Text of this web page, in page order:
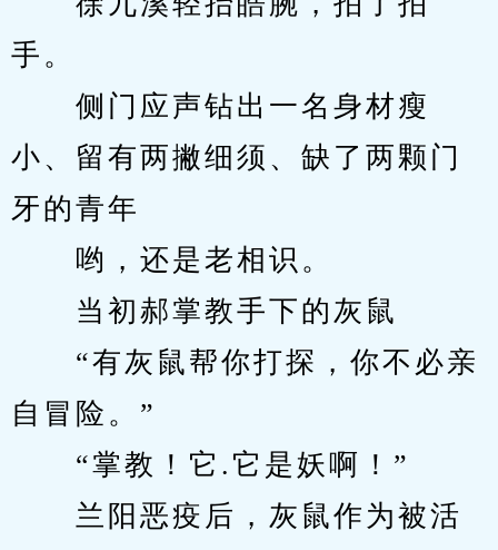
手。
侧门应声钻出一名身材瘦
小、留有两撇细须、缺了两颗门
牙的青年
哟，还是老相识。
当初郝掌教手下的灰鼠
“有灰鼠帮你打探，你不必亲
自冒险。”
“掌教！它.它是妖啊！”
兰阳恶疫后，灰鼠作为被活